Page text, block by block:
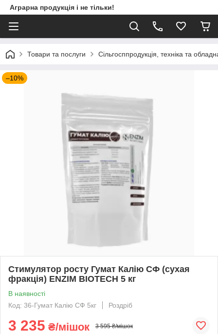
Аграрна продукція і не тільки!
Товари та послуги Сільгосппродукція, техніка та
–10%
Стимулятор росту Гумат Калію СФ (сухая
фракція) ENZIM BIOTECH 5 кг
В наявності
Код: 36-Гумат Калію СФ 5кг
Роздріб
3 235 ₴/мішок 3 595 ₴/мішок